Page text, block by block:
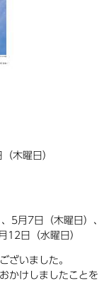
木曜日）
5月7日（木曜日）、
12日（水曜日）
ざいました。
かけしましたことを